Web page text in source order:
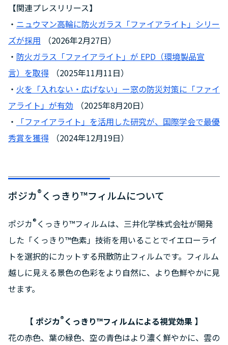
【関連プレスリリース】
・ ニュウマン高輪に防火ガラス「ファイアライト」シリー
ズが採用
（2026年2月27日）
・ 防火ガラス「ファイアライト」が EPD（環境製品宣
言）を取得
（2025年11月11日）
・ 火を「入れない・広げない」ー窓の防災対策に「ファイ
アライト」が有効
（2025年8月20日）
・
「ファイアライト」を活用した研究が、国際学会で最優
秀賞を獲得
（2024年12月19日）
ポジカ®くっきり™フィルムについて
ポジカ® くっきり™フィルムは、三井化学株式会社が開発
した「くっきり™色素」技術を用いることでイエローライ
トを選択的にカットする飛散防止フィルムです。フィルム
越しに見える景色の色彩をより自然に、より色鮮やかに見
せます。
【 ポジカ® くっきり™フィルムによる視覚効果 】
花の赤色、葉の緑色、空の青色はより濃く鮮やかに、雲の